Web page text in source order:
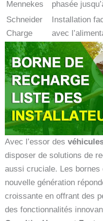
Mennekes
phasée
Schneider
Charge
Installation
avec
Avec l’essor des
disposer de solutions de
aussi cruciale. Les bornes
nouvelle génération
croissante en offrant des
des fonctionnalités